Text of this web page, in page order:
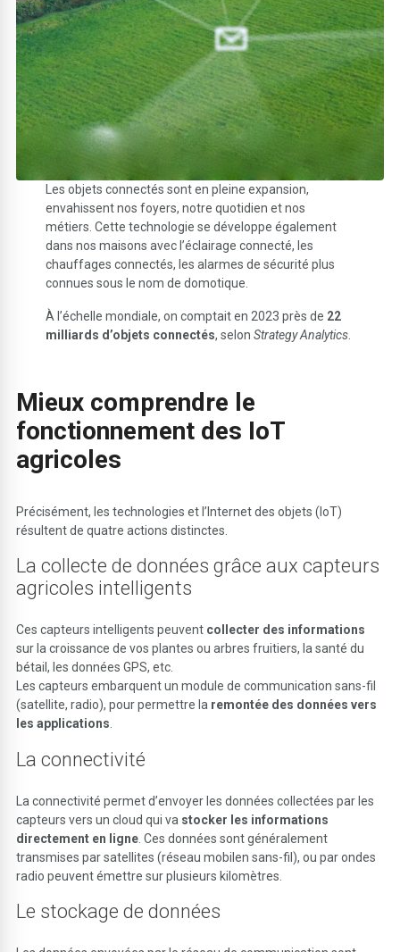
Les objets connectés sont en pleine expansion,
envahissent nos foyers, notre quotidien et nos
métiers. Cette technologie se développe également
dans nos maisons avec l’éclairage connecté, les
chauffages connectés, les alarmes de sécurité plus
connues sous le nom de domotique.
À l’échelle mondiale, on comptait en 2023 près de 22
milliards d’objets connectés, selonStrategy Analytics.
Mieux comprendre le
fonctionnement des IoT
agricoles
Précisément, les technologies et l’Internet des objets (IoT)
résultent de quatre actions distinctes.
La collecte de données grâce aux capteurs
agricoles intelligents
Ces capteurs intelligents peuvent collecter des informations
sur la croissance de vos plantes ou arbres fruitiers, la santé du
bétail, les données GPS, etc.
Les capteurs embarquent un module de communication sans-fil
(satellite, radio), pour permettre la remontée des données vers
les applications.
La connectivité
La connectivité permet d’envoyer les données collectées par les
capteurs vers un cloud qui va stocker les informations
directement en ligne . Ces données sont généralement
transmises par satellites (réseau mobilen sans-fil), ou par ondes
radio peuvent émettre sur plusieurs kilomètres.
Le stockage de données